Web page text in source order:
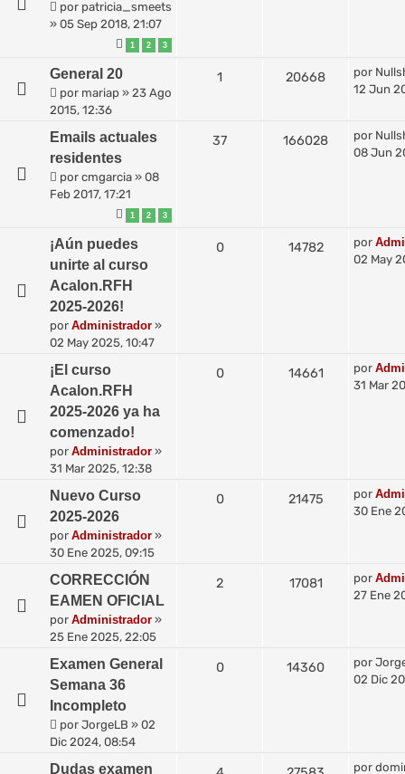
por patricia_smeets
» 05 Sep 2018, 21:07
1 2 3
General 20
por mariap » 23 Ago
2015, 12:36
1 20668 por
12 Jun
Emails actuales
residentes
por cmgarcia » 08
Feb 2017, 17:21
1 2 3
37 166028 por
08 Jun
¡Aún puedes
unirte al curso
Acalon.RFH
2025-2026!
por Administrador »
02 May 2025, 10:47
0 14782 por
02 May
¡El curso
Acalon.RFH
2025-2026 ya ha
comenzado!
por Administrador »
31 Mar 2025, 12:38
0 14661 por
31 Mar
Nuevo Curso
2025-2026
por Administrador »
30 Ene 2025, 09:15
0 21475 por
30 Ene
CORRECCIÓN
EAMEN OFICIAL
por Administrador »
25 Ene 2025, 22:05
2 17081 por
27 Ene
Examen General
Semana 36
Incompleto
por JorgeLB » 02
Dic 2024, 08:54
0 14360 por
02 Dic
Dudas examen por